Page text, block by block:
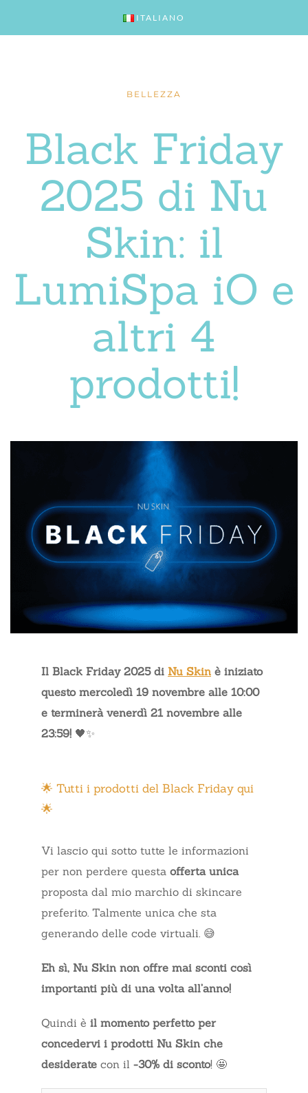
ITALIANO
BELLEZZA
Black Friday
2025 di Nu
Skin: il
LumiSpa iO e
altri 4
prodotti!
Il Black Friday 2025 di Nu Skin è iniziato
questo mercoledì 19 novembre alle 10:00
e terminerà venerdì 21 novembre alle
23:59! 🖤✨
🌟 Tutti i prodotti del Black Friday qui
🌟
Vi lascio qui sotto tutte le informazioni
per non perdere questa offerta unica
proposta dal mio marchio di skincare
preferito. Talmente unica che sta
generando delle code virtuali. 😅
Eh sì, Nu Skin non offre mai sconti così
importanti più di una volta all’anno!
Quindi è il momento perfetto per
concedervi i prodotti Nu Skin che
desiderate con il -30% di sconto! 🤩